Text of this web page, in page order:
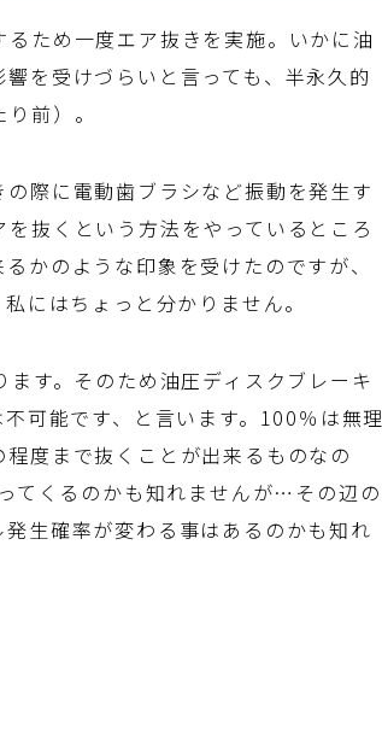
ため一度エア抜きを実施。いかに油
を受けづらいと言っても、半永久的
前）。
際に電動歯ブラシなど振動を発生す
抜くという方法をやっているところ
かのような印象を受けたのですが、
にはちょっと分かりません。
す。そのため油圧ディスクブレーキ
可能です、と言います。100％は無理
度まで抜くことが出来るものなの
てくるのかも知れませんが…その辺の
生確率が変わる事はあるのかも知れ